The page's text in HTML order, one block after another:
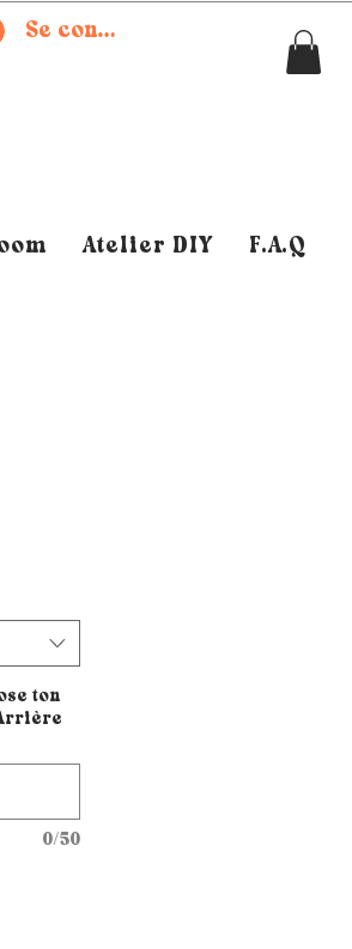
Se connecter
Atelier DIY F.A.Q
ton
0/50